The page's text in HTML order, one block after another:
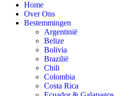
Home
Over Ons
Bestemmingen
Argentinië
Belize
Bolivia
Brazilië
Chili
Colombia
Costa Rica